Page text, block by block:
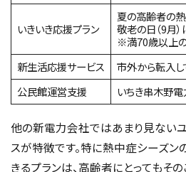
いきいき応援プラン
夏の高齢者の
敬老の日（9月
※満70歳以上
新生活応援サービス
市外から転入
公民館運営支援
いちき串木野
他の新電力会社ではあまり見ない
スが特徴です。特に熱中症シーズン
きるプランは、高齢者にとってもそ